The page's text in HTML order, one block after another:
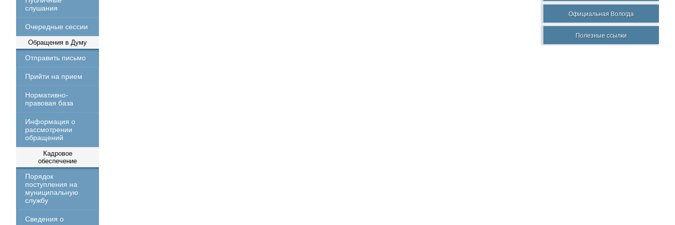
слушания
Очередные сессии
Обращения в Думу
Отправить письмо
Прийти на прием
Нормативно-
правовая база
Информация о
рассмотрении
обращений
Кадровое
обеспечение
Порядок
поступления на
муниципальную
службу
Сведения о
Официальная Вологда
Полезные ссылки